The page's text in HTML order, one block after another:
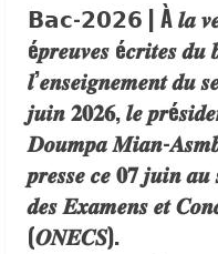
𝗕𝗮𝗰-𝟮𝟬𝟮𝟲 | À 𝒍𝒂
é𝒑𝒓𝒆𝒖𝒗𝒆𝒔 é𝒄𝒓𝒊𝒕𝒆𝒔 𝒅𝒖
𝒍’𝒆𝒏𝒔𝒆𝒊𝒈𝒏𝒆𝒎𝒆𝒏𝒕 𝒅𝒖
𝒋𝒖𝒊𝒏 𝟐𝟎𝟐𝟔, 𝒍𝒆
𝑫𝒐𝒖𝒎𝒑𝒂 𝑴𝒊𝒂𝒏-
𝒑𝒓𝒆𝒔𝒔𝒆 𝒄𝒆 𝟎𝟕 𝒋𝒖𝒊𝒏 𝒂𝒖
𝒅𝒆𝒔 𝑬𝒙𝒂𝒎𝒆𝒏𝒔 𝒆𝒕
(𝑶𝑵𝑬𝑪𝑺).